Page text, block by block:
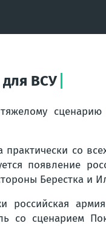
для ВСУ
тяжелому
со
появление
Берестка и
со сценарием